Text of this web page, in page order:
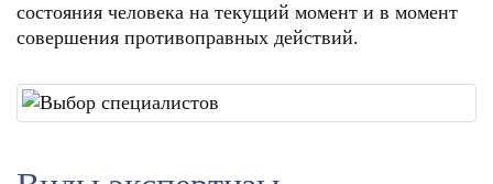
состояния человека на текущий момент и в момент
совершения противоправных действий.